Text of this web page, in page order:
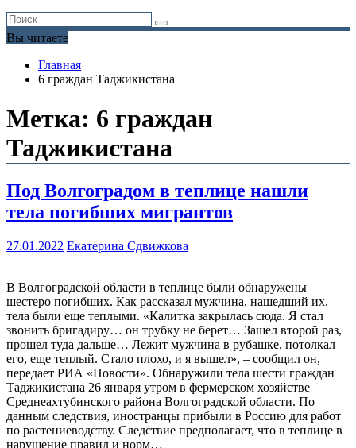
Вы читаете
Главная
6 граждан Таджикистана
Метка: 6 граждан
Таджикистана
Под Волгоградом в теплице нашли
тела погибших мигрантов
27.01.2022 Екатерина Сдвижкова
В Волгоградской области в теплице были обнаружены
шестеро погибших. Как рассказал мужчина, нашедший их,
тела были еще теплыми. «Калитка закрылась сюда. Я стал
звонить бригадиру… он трубку не берет… Зашел второй раз,
прошел туда дальше… Лежит мужчина в рубашке, потолкал
его, еще теплый. Стало плохо, и я вышел», – сообщил он,
передает РИА «Новости». Обнаружили тела шести граждан
Таджикистана 26 января утром в фермерском хозяйстве
Среднеахтубинского района Волгоградской области. По
данным следствия, иностранцы прибыли в Россию для работ
по растениеводству. Следствие предполагает, что в теплице в
нарушение правил и норм…